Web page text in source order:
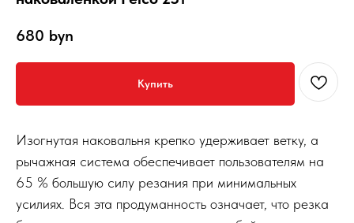
680 byn
Купить
Изогнутая наковальня крепко удерживает ветку, а
рычажная система обеспечивает пользователям на
65 % большую силу резания при минимальных
усилиях. Вся эта продуманность означает, что резка